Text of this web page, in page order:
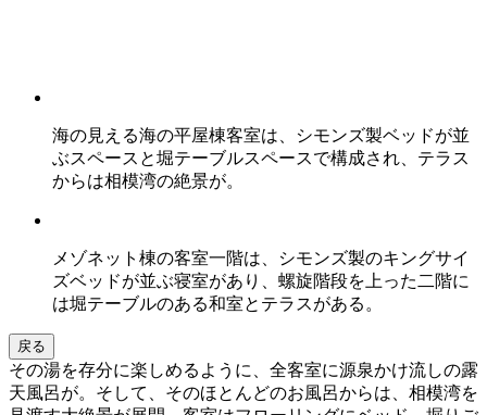
海の見える海の平屋棟客室は、シモンズ製ベッドが並
ぶスペースと堀テーブルスペースで構成され、テラス
からは相模湾の絶景が。
メゾネット棟の客室一階は、シモンズ製のキングサイ
ズベッドが並ぶ寝室があり、螺旋階段を上った二階に
は堀テーブルのある和室とテラスがある。
戻る
その湯を存分に楽しめるように、全客室に源泉かけ流しの露
天風呂が。そして、そのほとんどのお風呂からは、相模湾を